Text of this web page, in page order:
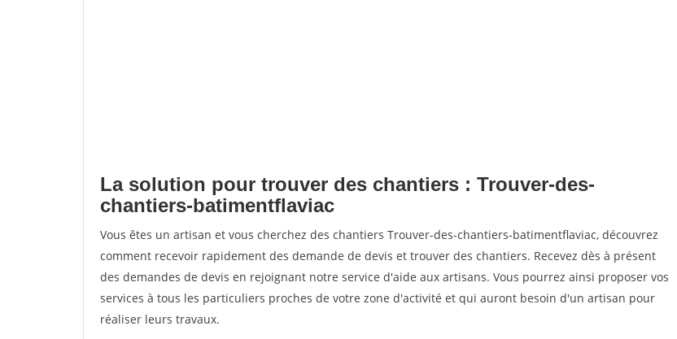
La solution pour trouver des chantiers : Trouver-des-
chantiers-batimentflaviac
Vous êtes un artisan et vous cherchez des chantiers Trouver-des-chantiers-batimentflaviac, découvrez
comment recevoir rapidement des demande de devis et trouver des chantiers. Recevez dès à présent
des demandes de devis en rejoignant notre service d'aide aux artisans. Vous pourrez ainsi proposer vos
services à tous les particuliers proches de votre zone d'activité et qui auront besoin d'un artisan pour
réaliser leurs travaux.